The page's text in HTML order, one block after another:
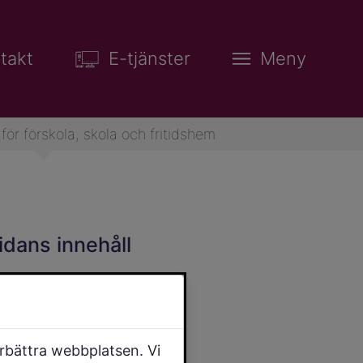
E-tjänster Meny
förskola, skola och fritidshem
innehåll
webbplatsen. Vi